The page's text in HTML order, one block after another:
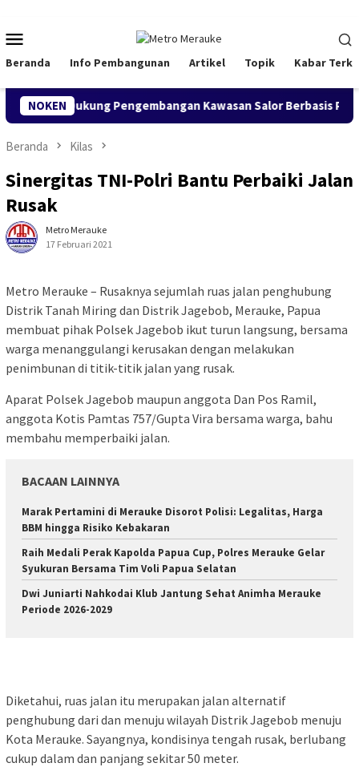
konten
Mobile
Beranda Info Pembangunan Artikel Topik Kabar
NOKEN
Dukung Pengembangan Kawasan Salor Berbasis Potensi
Beranda Kilas
Sinergitas TNI-Polri Bantu Perbaiki Jalan
Rusak
Metro Merauke
17 Februari 2021
Metro Merauke – Rusaknya sejumlah ruas jalan penghubung
Distrik Tanah Miring dan Distrik Jagebob, Merauke, Papua
membuat pihak Polsek Jagebob ikut turun langsung, bersama
warga menanggulangi kerusakan dengan melakukan
penimbunan di titik-titik jalan yang rusak.
Aparat Polsek Jagebob maupun anggota Dan Pos Ramil,
anggota Kotis Pamtas 757/Gupta Vira bersama warga, bahu
membahu memperbaiki jalan.
BACAAN LAINNYA
Marak Pertamini di Merauke Disorot Polisi: Legalitas, Harga
BBM hingga Risiko Kebakaran
Raih Medali Perak Kapolda Papua Cup, Polres Merauke Gelar
Syukuran Bersama Tim Voli Papua Selatan
Dwi Juniarti Nahkodai Klub Jantung Sehat Animha Merauke
Periode 2026-2029
Diketahui, ruas jalan itu merupakan jalan alternatif
penghubung dari dan menuju wilayah Distrik Jagebob menuju
Kota Merauke. Sayangnya, kondisinya tengah rusak, berlubang
cukup dalam dan panjang sekitar 50 meter.